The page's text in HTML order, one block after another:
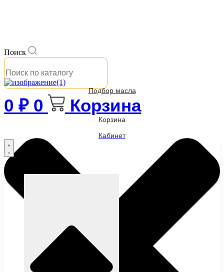
Поиск
Подбор масла
0 ₽ 0 Корзина
Корзина
Кабинет